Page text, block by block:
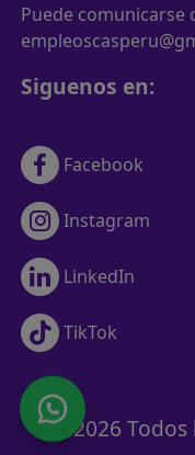
Puede comunicarse
Siguenos en:
Facebook
Instagram
LinkedIn
TikTok
© 2026 Todos